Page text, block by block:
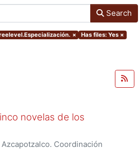
Search
× Has files: Yes ×
novelas de los
Coordinación